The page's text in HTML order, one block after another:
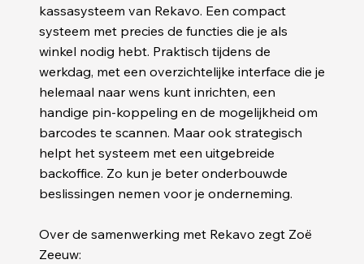
kassasysteem van Rekavo. Een compact
systeem met precies de functies die je als
winkel nodig hebt. Praktisch tijdens de
werkdag, met een overzichtelijke interface die je
helemaal naar wens kunt inrichten, een
handige pin-koppeling en de mogelijkheid om
barcodes te scannen. Maar ook strategisch
helpt het systeem met een uitgebreide
backoffice. Zo kun je beter onderbouwde
beslissingen nemen voor je onderneming.
Over de samenwerking met Rekavo zegt Zoë
Zeeuw: